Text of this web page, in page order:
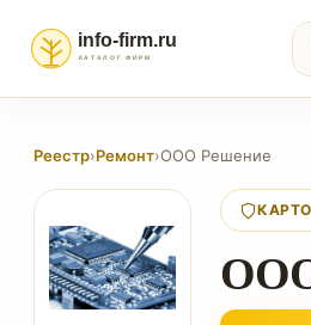
Реестр›Ремонт›ООО Решение